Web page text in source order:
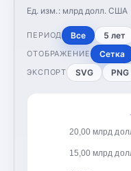
Ед. изм.: млрд долл. США
ПЕРИОД Все 5 лет
ОТОБРАЖЕНИЕ Сетка
ЭКСПОРТ SVG PNG
15,00 млрд
20,00 млрд